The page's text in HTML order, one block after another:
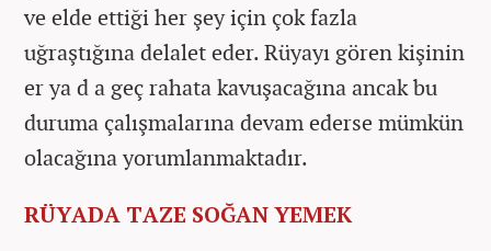
ve elde ettiği her şey için çok fazla
uğraştığına delalet eder. Rüyayı gören kişinin
er ya d a geç rahata kavuşacağına ancak bu
duruma çalışmalarına devam ederse mümkün
olacağına yorumlanmaktadır.
RÜYADA TAZE SOĞAN YEMEK